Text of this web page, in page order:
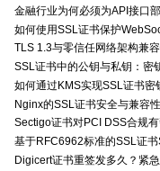
金融行业为何必须为API接口
如何使用SSL证书保护
TLS 1.3与零信任网络架构兼
SSL证书中的公钥与私钥：密
如何通过KMS实现SSL证书
Nginx的SSL证书安全与兼容
Sectigo证书对PCI DSS合规
基于RFC6962标准的SSL证
Digicert证书重签发多久？紧